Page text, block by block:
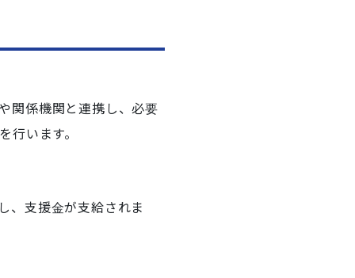
関係機関と連携し、必要
行います。
、支援金が支給されま